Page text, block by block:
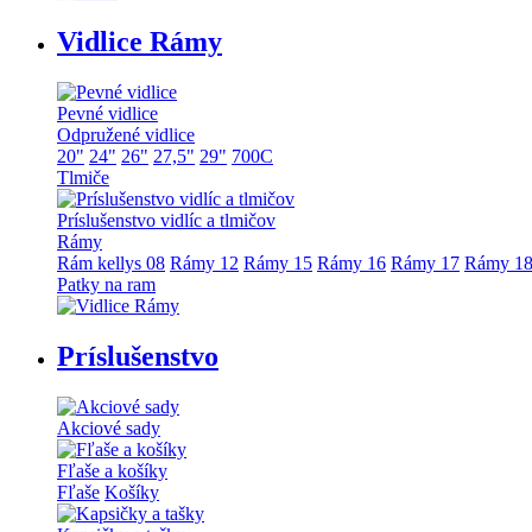
Vidlice Rámy
Pevné vidlice
Odpružené vidlice
20" 24" 26" 27,5" 29" 700C
Tlmiče
Príslušenstvo vidlíc a tlmičov
Rámy
Rám kellys 08 Rámy 12 Rámy 15 Rámy 16 Rámy 17 Rámy 18
Patky na ram
Príslušenstvo
Akciové sady
Fľaše a košíky
Fľaše Košíky